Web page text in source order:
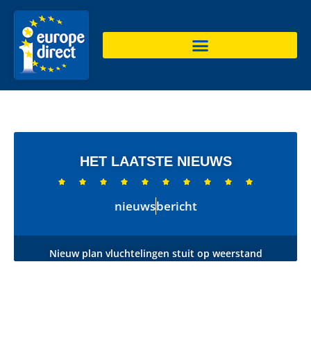
HET LAATSTE NIEUWS
         
nieuwsbericht
Nieuw plan vluchtelingen stuit op weerstand